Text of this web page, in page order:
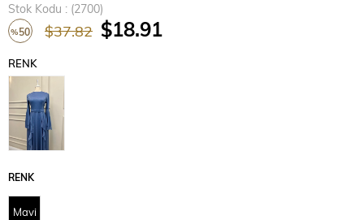
Stok Kodu
(2700)
%50 $37.82 $18.91
RENK
RENK
Mavi